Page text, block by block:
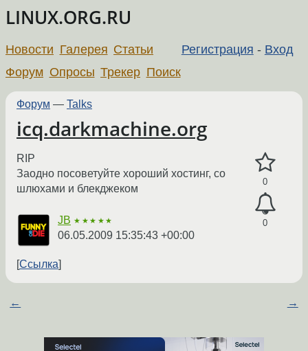
LINUX.ORG.RU
Регистрация - Вход
Новости Галерея Статьи
Форум Опросы Трекер Поиск
Форум — Talks
icq.darkmachine.org
0
0
RIP
Заодно посоветуйте хороший хостинг, со
шлюхами и блекджеком
JB ★★★★★
06.05.2009 15:35:43 +00:00
Ссылка
← →